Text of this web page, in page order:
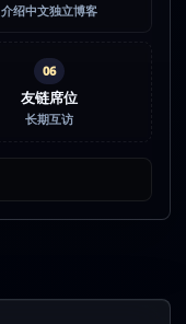
介绍中文独立博客
06
友链席位
长期互访